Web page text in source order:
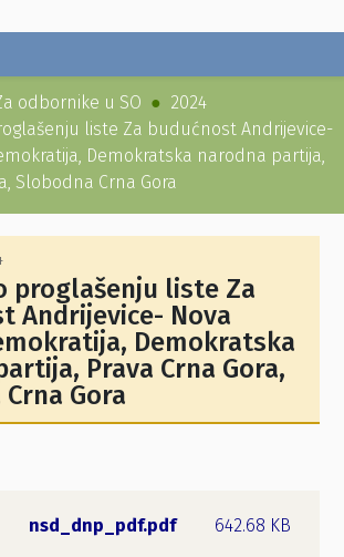
odbornike u SO
2024
liste Za budućnost Andrijevice-
Demokratska narodna partija,
Slobodna Crna Gora
proglašenju liste Za
Andrijevice- Nova
Demokratska
Prava Crna Gora,
Gora
nsd_dnp_pdf.pdf 642.68 KB